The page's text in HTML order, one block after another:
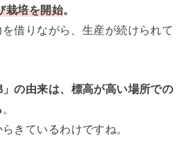
栽培を開始。
借りながら、生産が続けられて
」の由来は、標高が高い場所での
。
らきているわけですね。